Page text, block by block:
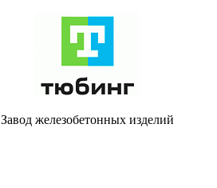
Завод железобетонных изделий